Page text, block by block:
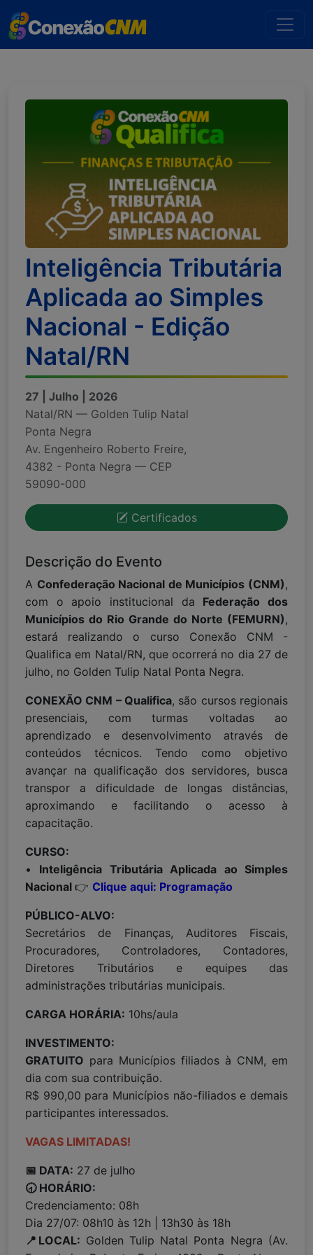
Inteligência Tributária
Aplicada ao Simples
Nacional - Edição
Natal/RN
27 | Julho | 2026
Natal/RN — Golden Tulip Natal
Ponta Negra
Av. Engenheiro Roberto Freire,
4382 - Ponta Negra — CEP
59090-000
Certificados
Descrição do Evento
A Confederação Nacional de Municípios (CNM),
com o apoio institucional da Federação dos
Municípios do Rio Grande do Norte (FEMURN),
estará realizando o curso Conexão CNM -
Qualifica em Natal/RN, que ocorrerá no dia 27 de
julho, no Golden Tulip Natal Ponta Negra.
CONEXÃO CNM – Qualifica, são cursos regionais
presenciais, com turmas voltadas ao
aprendizado e desenvolvimento através de
conteúdos técnicos. Tendo como objetivo
avançar na qualificação dos servidores, busca
transpor a dificuldade de longas distâncias,
aproximando e facilitando o acesso à
capacitação.
CURSO:
• Inteligência Tributária Aplicada ao Simples
Nacional 👉 Clique aqui: Programação
PÚBLICO-ALVO:
Secretários de Finanças, Auditores Fiscais,
Procuradores, Controladores, Contadores,
Diretores Tributários e equipes das
administrações tributárias municipais.
CARGA HORÁRIA: 10hs/aula
INVESTIMENTO:
GRATUITO para Municípios filiados à CNM, em
dia com sua contribuição.
R$ 990,00 para Municípios não-filiados e demais
participantes interessados.
VAGAS LIMITADAS!
📅 DATA: 27 de julho
🕣 HORÁRIO:
Credenciamento: 08h
Dia 27/07: 08h10 às 12h | 13h30 às 18h
📍LOCAL: Golden Tulip Natal Ponta Negra (Av.